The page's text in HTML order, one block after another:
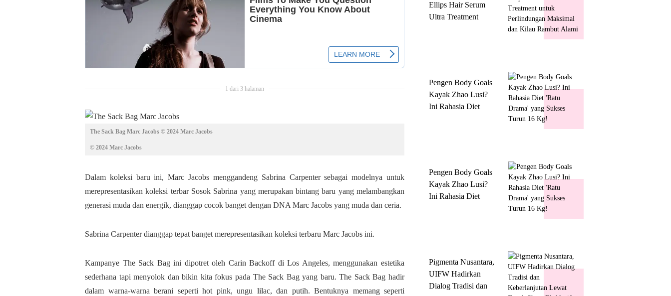
1 dari 3 halaman
The Sack Bag Marc Jacobs © 2024 Marc Jacobs
© 2024 Marc Jacobs
Dalam koleksi baru ini, Marc Jacobs menggandeng Sabrina Carpenter sebagai modelnya untuk
merepresentasikan koleksi terbar Sosok Sabrina yang merupakan bintang baru yang melambangkan
generasi muda dan energik, dianggap cocok banget dengan DNA Marc Jacobs yang muda dan ceria.
Sabrina Carpenter dianggap tepat banget merepresentasikan koleksi terbaru Marc Jacobs ini.
Kampanye The Sack Bag ini dipotret oleh Carin Backoff di Los Angeles, menggunakan estetika
sederhana tapi menyolok dan bikin kita fokus pada The Sack Bag yang baru. The Sack Bag hadir
dalam warna-warna berani seperti hot pink, ungu lilac, dan putih. Bentuknya memang seperti
Ellips Hair Serum
Ultra Treatment
Pengen Body Goals
Kayak Zhao Lusi?
Ini Rahasia Diet
Pengen Body Goals
Kayak Zhao Lusi?
Ini Rahasia Diet
Pigmenta Nusantara,
UIFW Hadirkan
Dialog Tradisi dan